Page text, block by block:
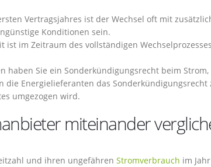
Vertragsjahres ist der Wechsel oft mit
Konditionen sein.
ist im Zeitraum des vollständigen
haben Sie ein Sonderkündigungsrecht beim
die Energielieferanten das
umgezogen wird.
miteinander
und ihren ungefähren Stromverbrauch im